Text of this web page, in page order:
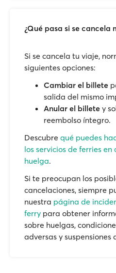
¿Qué pasa si se cancela
Si se cancela tu viaje,
siguientes opciones:
Cambiar el billete
salida del mismo
Anular el billete y
reembolso íntegro.
Descubre qué puedes
los servicios de ferries
huelga.
Si te preocupan los
cancelaciones, siempre
nuestra página de
ferry para obtener
sobre huelgas,
adversas y suspensiones